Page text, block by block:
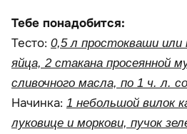
Тебе понадобится:
Тесто: 0,5 л простокваши или
яйца, 2 стакана просеянной
сливочного масла, по 1 ч. л.
Начинка: 1 небольшой вилок
луковице и моркови, пучок